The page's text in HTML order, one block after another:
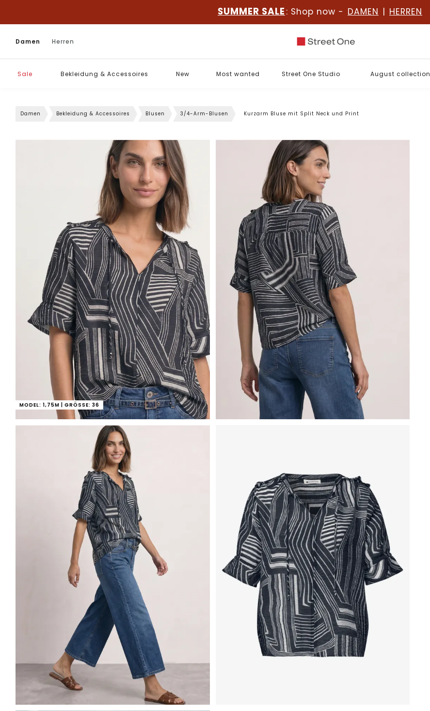
SUMMER SALE : Shop now - DAMEN | HERREN
Damen Herren
Sale Bekleidung & Accessoires New Most wanted Street One Studio August collection
Damen Bekleidung & Accessoires Blusen 3/4-Arm-Blusen Kurzarm Bluse mit Split Neck und Print
MODEL: 1,75M | GRÖSSE: 36